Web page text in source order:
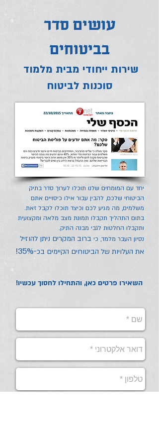
עושים סדר
בביטוחים
סוכנות לביטוח
יחד עם המומחים שלנו תוכלו לערוך סדר בתיק
הביטוחי שלכם, להבין עבור אילו כיסויים אתם
משלמים, מה מגיע לכם וכיצד תוכלו לקבל זאת.
בתום התהליך תקבלו תמונת מצב מלאה ומקצועית
ותקבלו החלטות לגבי מבנה התיק.
נסיון העבר מלמד, כי ברוב המקרים ניתן להוזיל
את העלויות של הביטוחים הקיימים בכ-35%!
השאירו פרטים כאן, והתחילו לחסוך עכשיו!